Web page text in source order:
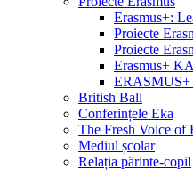
Erasmus+:
Proiecte
Proiecte
Erasmus+
British Ball
Conferințele Eka
The Fresh Voice of
Mediul școlar
Relația părinte-copil